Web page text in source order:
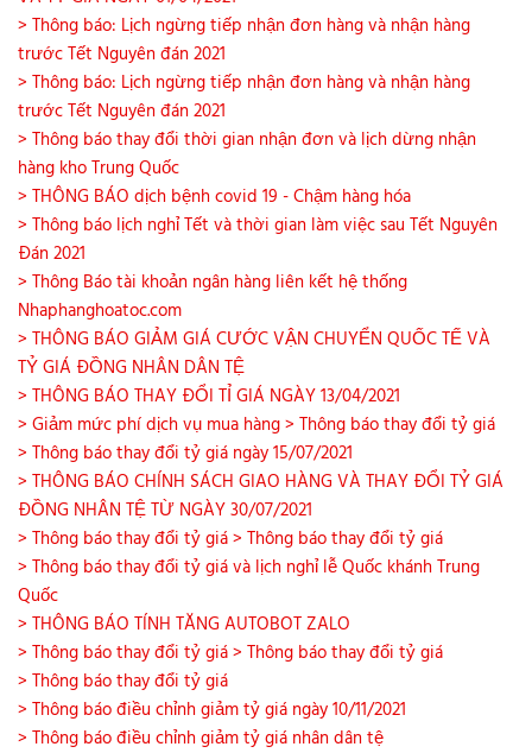
> Thông báo: Lịch ngừng tiếp nhận đơn hàng và nhận hàng
trước Tết Nguyên đán 2021
> Thông báo: Lịch ngừng tiếp nhận đơn hàng và nhận hàng
trước Tết Nguyên đán 2021
> Thông báo thay đổi thời gian nhận đơn và lịch dừng nhận
hàng kho Trung Quốc
> THÔNG BÁO dịch bệnh covid 19 - Chậm hàng hóa
> Thông báo lịch nghỉ Tết và thời gian làm việc sau Tết Nguyên
Đán 2021
> Thông Báo tài khoản ngân hàng liên kết hệ thống
Nhaphanghoatoc.com
> THÔNG BÁO GIẢM GIÁ CƯỚC VẬN CHUYỂN QUỐC TẾ VÀ
TỶ GIÁ ĐỒNG NHÂN DÂN TỆ
> THÔNG BÁO THAY ĐỔI TỈ GIÁ NGÀY 13/04/2021
> Giảm mức phí dịch vụ mua hàng> Thông báo thay đổi tỷ giá
> Thông báo thay đổi tỷ giá ngày 15/07/2021
> THÔNG BÁO CHÍNH SÁCH GIAO HÀNG VÀ THAY ĐỔI TỶ GIÁ
ĐỒNG NHÂN TỆ TỪ NGÀY 30/07/2021
> Thông báo thay đổi tỷ giá> Thông báo thay đổi tỷ giá
> Thông báo thay đổi tỷ giá và lịch nghỉ lễ Quốc khánh Trung
Quốc
> THÔNG BÁO TÍNH TĂNG AUTOBOT ZALO
> Thông báo thay đổi tỷ giá> Thông báo thay đổi tỷ giá
> Thông báo thay đổi tỷ giá
> Thông báo điều chỉnh giảm tỷ giá ngày 10/11/2021
> Thông báo điều chỉnh giảm tỷ giá nhân dân tệ